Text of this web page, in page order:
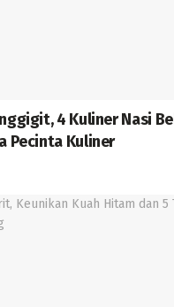
4 Kuliner Nasi
Pecinta Kuliner